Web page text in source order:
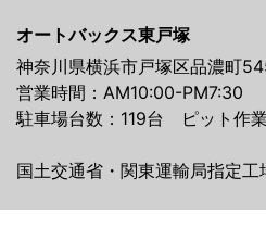
オートバックス東戸塚
神奈川県横浜市戸塚区品濃町
営業時間：AM10:00-PM7:30
駐車場台数：119台 ピット作
国土交通省・関東運輸局指定工